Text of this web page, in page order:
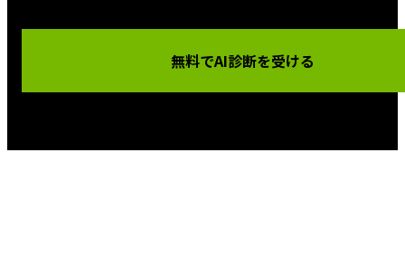
無料でAI診断を受ける